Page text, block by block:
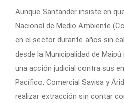
Aunque Santander insiste en
Nacional de Medio Ambiente
en el sector durante años sin
desde la Municipalidad de
una acción judicial contra sus
Pacífico, Comercial Savisa y
realizar extracción sin contar